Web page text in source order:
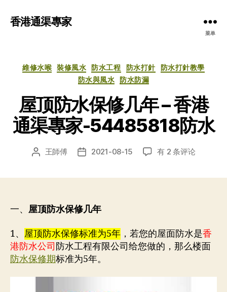
香港通渠專家
菜单
分
类
維修水喉 裝修風水 防水工程 防水打針
防水打針教學
防水與風水
防水防漏
屋顶防水保修几年 – 香港
通渠專家-54485818防水
文 王師傅
发 2021-08-15
屋
年
–
香
有 2 条评论
一、 屋顶防水保修几年
1、 屋顶防水保修标准为5年 ，若您的屋面防水是香
港防水公司防水工程有限公司给您做的，那么楼面
防水保修期标准为5年。